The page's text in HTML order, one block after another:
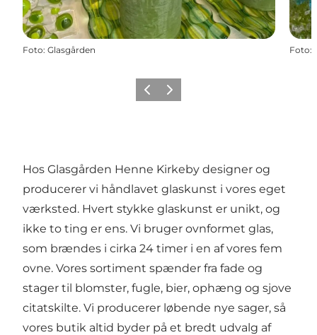
Foto: Glasgården Foto:
ForrigeNæste
Hos Glasgården Henne Kirkeby designer og
producerer vi håndlavet glaskunst i vores eget
værksted. Hvert stykke glaskunst er unikt, og
ikke to ting er ens. Vi bruger ovnformet glas,
som brændes i cirka 24 timer i en af vores fem
ovne. Vores sortiment spænder fra fade og
stager til blomster, fugle, bier, ophæng og sjove
citatskilte. Vi producerer løbende nye sager, så
vores butik altid byder på et bredt udvalg af